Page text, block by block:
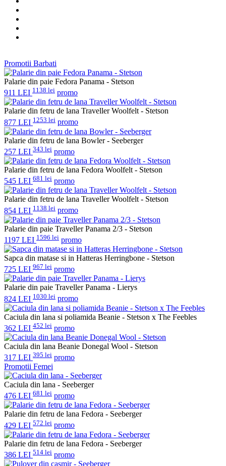
Promotii Barbati
Palarie din paie Fedora Panama - Stetson
911 LEI 1138 lei promo
Palarie din fetru de lana Traveller Woolfelt - Stetson
877 LEI 1253 lei promo
Palarie din fetru de lana Bowler - Seeberger
257 LEI 343 lei promo
Palarie din fetru de lana Fedora Woolfelt - Stetson
545 LEI 681 lei promo
Palarie din fetru de lana Traveller Woolfelt - Stetson
854 LEI 1138 lei promo
Palarie din paie Traveller Panama 2/3 - Stetson
1197 LEI 1596 lei promo
Sapca din matase si in Hatteras Herringbone - Stetson
725 LEI 967 lei promo
Palarie din paie Traveller Panama - Lierys
824 LEI 1030 lei promo
Caciula din lana si poliamida Beanie - Stetson x The Feebles
362 LEI 452 lei promo
Caciula din lana Beanie Donegal Wool - Stetson
317 LEI 395 lei promo
Promotii Femei
Caciula din lana - Seeberger
476 LEI 681 lei promo
Palarie din fetru de lana Fedora - Seeberger
429 LEI 572 lei promo
Palarie din fetru de lana Fedora - Seeberger
386 LEI 514 lei promo